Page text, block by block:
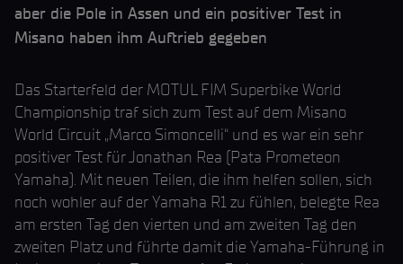
aber die Pole in Assen und ein positiver Test in
Misano haben ihm Auftrieb gegeben
Das Starterfeld der MOTUL FIM Superbike World
Championship traf sich zum Test auf dem Misano
World Circuit „Marco Simoncelli“ und es war ein sehr
positiver Test für Jonathan Rea (Pata Prometeon
Yamaha). Mit neuen Teilen, die ihm helfen sollen, sich
noch wohler auf der Yamaha R1 zu fühlen, belegte Rea
am ersten Tag den vierten und am zweiten Tag den
zweiten Platz und führte damit die Yamaha-Führung in